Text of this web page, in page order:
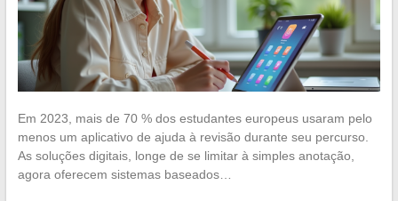
Em 2023, mais de 70 % dos estudantes europeus usaram pelo
menos um aplicativo de ajuda à revisão durante seu percurso.
As soluções digitais, longe de se limitar à simples anotação,
agora oferecem sistemas baseados…